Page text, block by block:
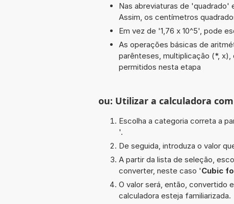
Nas abreviaturas de
Assim, os centímetros
Em vez de '1,76 x 10^5', pode
As operações básicas de
parênteses, multiplicação (*,
permitidos nesta etapa
ou: Utilizar a calculadora
Escolha a categoria correta a
'.
De seguida, introduza o valor
A partir da lista de seleção,
converter, neste caso 'Cubic
O valor será, então, convertido
calculadora esteja familiarizada.